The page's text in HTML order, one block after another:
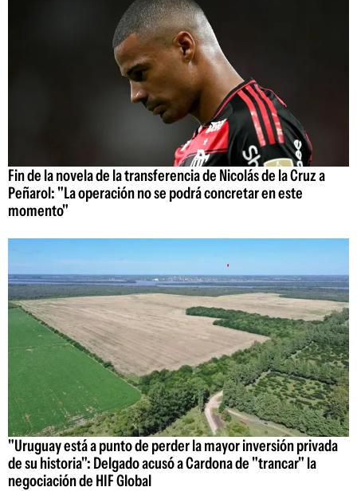
Fin de la novela de la transferencia de Nicolás de la Cruz a
Peñarol: "La operación no se podrá concretar en este
momento"
"Uruguay está a punto de perder la mayor inversión privada
de su historia": Delgado acusó a Cardona de "trancar" la
negociación de HIF Global